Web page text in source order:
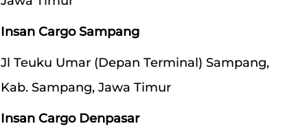
Insan Cargo Sampang
Jl Teuku Umar (Depan Terminal) Sampang,
Kab. Sampang, Jawa Timur
Insan Cargo Denpasar